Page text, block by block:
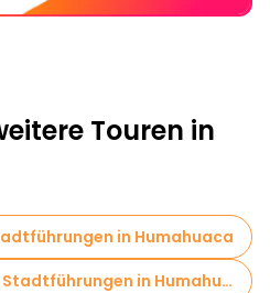
Touren in
in Humahuaca
Historische kostenlose Stadtführungen in Humahuaca